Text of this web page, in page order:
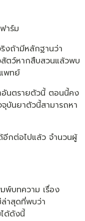
าร์ม
งถ้ามีหลักฐานว่า
ตว์หากสืบสวนแล้วพบ
พทย์
อันตรายตัวนี้ ตอนนี้คง
จุบันยาตัวนี้สามารถหา
อีกต่อไปแล้ว จำนวนผู้
พ์บทความ เรื่อง
าสุดที่พบว่า
ด้ดังนี้